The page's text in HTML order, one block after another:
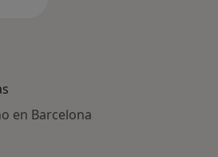
en Barcelona